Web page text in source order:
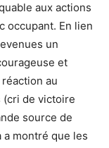
aux actions
occupant. En lien
un
et
au
(cri de victoire
source de
montré que les